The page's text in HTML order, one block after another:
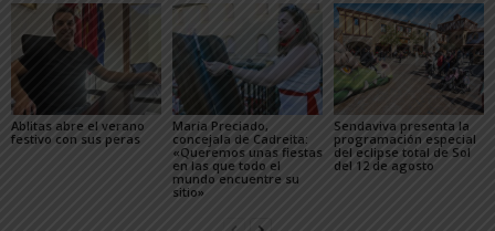
Ablitas abre el verano
festivo con sus peras
María Preciado,
concejala de Cadreita:
«Queremos unas fiestas
en las que todo el
mundo encuentre su
sitio»
Sendaviva presenta la
programación especial
del eclipse total de Sol
del 12 de agosto